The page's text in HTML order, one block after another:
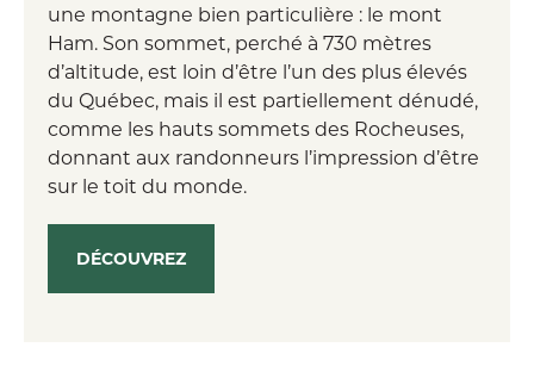
une montagne bien particulière : le mont
Ham. Son sommet, perché à 730 mètres
d’altitude, est loin d’être l’un des plus élevés
du Québec, mais il est partiellement dénudé,
comme les hauts sommets des Rocheuses,
donnant aux randonneurs l’impression d’être
sur le toit du monde.
DÉCOUVREZ